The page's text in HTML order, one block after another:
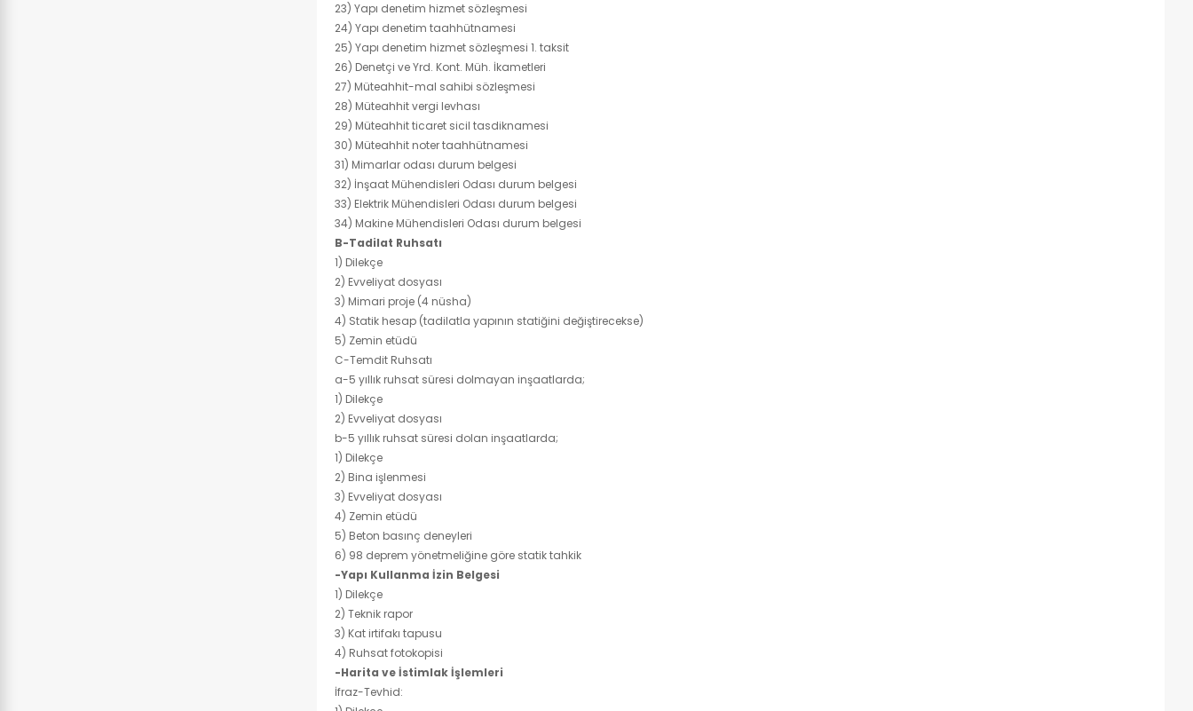
23) Yapı denetim hizmet sözleşmesi
24) Yapı denetim taahhütnamesi
25) Yapı denetim hizmet sözleşmesi 1. taksit
26) Denetçi ve Yrd. Kont. Müh. İkametleri
27) Müteahhit-mal sahibi sözleşmesi
28) Müteahhit vergi levhası
29) Müteahhit ticaret sicil tasdiknamesi
30) Müteahhit noter taahhütnamesi
31) Mimarlar odası durum belgesi
32) İnşaat Mühendisleri Odası durum belgesi
33) Elektrik Mühendisleri Odası durum belgesi
34) Makine Mühendisleri Odası durum belgesi
B-Tadilat Ruhsatı
1) Dilekçe
2) Evveliyat dosyası
3) Mimari proje (4 nüsha)
4) Statik hesap (tadilatla yapının statiğini değiştirecekse)
5) Zemin etüdü
C-Temdit Ruhsatı
a-5 yıllık ruhsat süresi dolmayan inşaatlarda;
1) Dilekçe
2) Evveliyat dosyası
b-5 yıllık ruhsat süresi dolan inşaatlarda;
1) Dilekçe
2) Bina işlenmesi
3) Evveliyat dosyası
4) Zemin etüdü
5) Beton basınç deneyleri
6) 98 deprem yönetmeliğine göre statik tahkik
-Yapı Kullanma İzin Belgesi
1) Dilekçe
2) Teknik rapor
3) Kat irtifakı tapusu
4) Ruhsat fotokopisi
-Harita ve İstimlak İşlemleri
İfraz-Tevhid: